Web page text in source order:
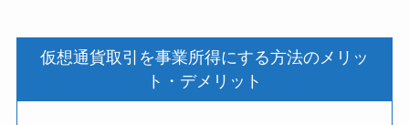
仮想通貨取引を事業所得にする方法のメリッ
ト・デメリット